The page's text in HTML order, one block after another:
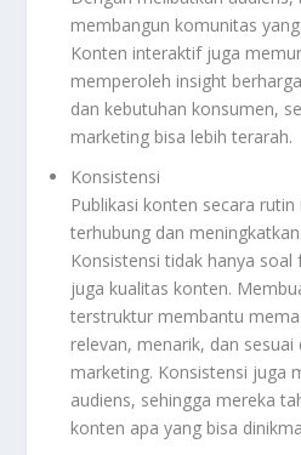
membangun komunitas
Konten interaktif juga
memperoleh insight
dan kebutuhan konsumen,
marketing bisa lebih terarah.
Konsistensi
Publikasi konten secara
terhubung dan
Konsistensi tidak hanya
juga kualitas konten.
terstruktur membantu
relevan, menarik, dan
marketing. Konsistensi juga
audiens, sehingga mereka
konten apa yang bisa